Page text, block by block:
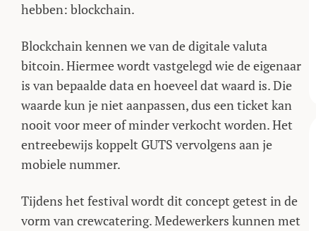
hebben: blockchain.
Blockchain kennen we van de digitale valuta
bitcoin. Hiermee wordt vastgelegd wie de eigenaar
is van bepaalde data en hoeveel dat waard is. Die
waarde kun je niet aanpassen, dus een ticket kan
nooit voor meer of minder verkocht worden. Het
entreebewijs koppelt GUTS vervolgens aan je
mobiele nummer.
Tijdens het festival wordt dit concept getest in de
vorm van crewcatering. Medewerkers kunnen met